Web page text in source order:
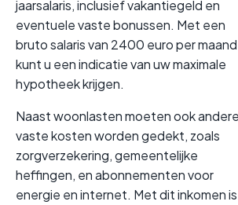
jaarsalaris, inclusief vakantiegeld en
eventuele vaste bonussen. Met een
bruto salaris van 2400 euro per maand
kunt u een indicatie van uw maximale
hypotheek krijgen.
Naast woonlasten moeten ook andere
vaste kosten worden gedekt, zoals
zorgverzekering, gemeentelijke
heffingen, en abonnementen voor
energie en internet. Met dit inkomen is